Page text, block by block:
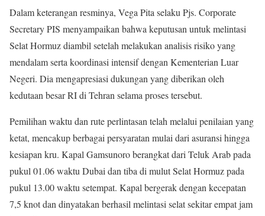
Dalam keterangan resminya, Vega Pita selaku Pjs. Corporate
Secretary PIS menyampaikan bahwa keputusan untuk melintasi
Selat Hormuz diambil setelah melakukan analisis risiko yang
mendalam serta koordinasi intensif dengan Kementerian Luar
Negeri. Dia mengapresiasi dukungan yang diberikan oleh
kedutaan besar RI di Tehran selama proses tersebut.
Pemilihan waktu dan rute perlintasan telah melalui penilaian yang
ketat, mencakup berbagai persyaratan mulai dari asuransi hingga
kesiapan kru. Kapal Gamsunoro berangkat dari Teluk Arab pada
pukul 01.06 waktu Dubai dan tiba di mulut Selat Hormuz pada
pukul 13.00 waktu setempat. Kapal bergerak dengan kecepatan
7,5 knot dan dinyatakan berhasil melintasi selat sekitar empat jam